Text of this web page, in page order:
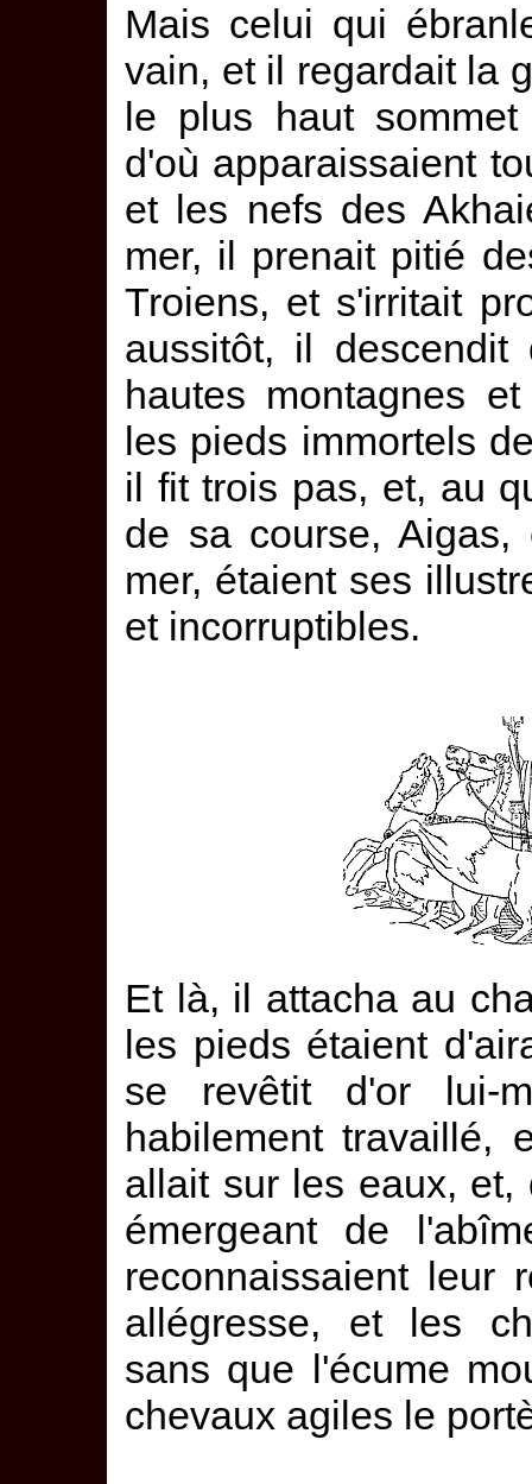
Mais celui qui
vain, et il regardait la
le plus haut
d'où apparaissaient
et les nefs des
mer, il prenait pitié
Troiens, et s'irritait
aussitôt, il
hautes montagnes
les pieds immortels
il fit trois pas, et, au
de sa course,
mer, étaient ses
et incorruptibles.
Et là, il attacha au
les pieds étaient
se revêtit d'or lui-
habilement travaillé,
allait sur les eaux, et,
émergeant de
reconnaissaient leur
allégresse, et les
sans que l'écume
chevaux agiles le